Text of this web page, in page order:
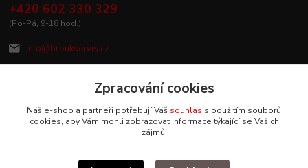
+420 602 330 329
(Po-Pá, 9-18 hod.)
info@broukservis.cz
Zpracování cookies
Náš e-shop a partneři potřebují Váš souhlas s použitím souborů
cookies, aby Vám mohli zobrazovat informace týkající se Vašich
zájmů.